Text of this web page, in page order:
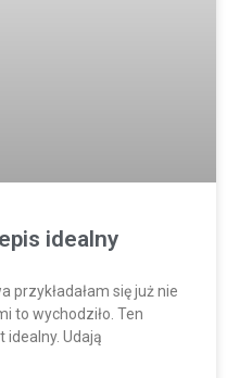
idealny
przykładałam się już nie
to wychodziło. Ten
Udają